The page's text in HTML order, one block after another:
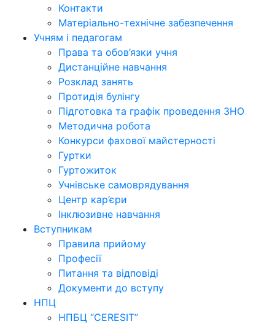
Контакти
Матеріально-технічне забезпечення
Учням і педагогам
Права та обов’язки учня
Дистанційне навчання
Розклад занять
Протидія булінгу
Підготовка та графік проведення ЗНО
Методична робота
Конкурси фахової майстерності
Гуртки
Гуртожиток
Учнівське самоврядування
Центр кар’єри
Інклюзивне навчання
Вступникам
Правила прийому
Професії
Питання та відповіді
Документи до вступу
НПЦ
НПБЦ “CERESIT”